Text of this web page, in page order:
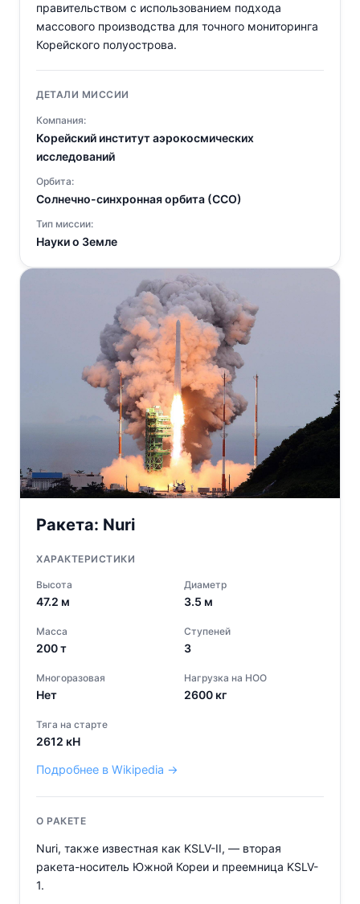
правительством с использованием подхода
массового производства для точного мониторинга
Корейского полуострова.
ДЕТАЛИ МИССИИ
Компания:
Корейский институт аэрокосмических
исследований
Орбита:
Солнечно-синхронная орбита (ССО)
Тип миссии:
Науки о Земле
Ракета: Nuri
ХАРАКТЕРИСТИКИ
Высота
47.2 м
Диаметр
3.5 м
Масса
200т
Ступеней
3
Многоразовая
Нет
Нагрузка на НОО
2600 кг
Тяга на старте
2612 кН
Подробнее в Wikipedia →
О РАКЕТЕ
Nuri, также известная как KSLV-II, — вторая
ракета-носитель Южной Кореи и преемница KSLV-
1.